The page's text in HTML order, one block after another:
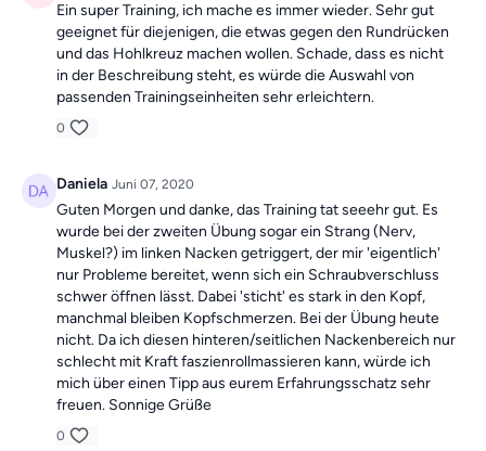
Ein super Training, ich mache es immer wieder. Sehr gut
geeignet für diejenigen, die etwas gegen den Rundrücken
und das Hohlkreuz machen wollen. Schade, dass es nicht
in der Beschreibung steht, es würde die Auswahl von
passenden Trainingseinheiten sehr erleichtern.
0
Daniela Juni 07, 2020
Guten Morgen und danke, das Training tat seeehr gut. Es
wurde bei der zweiten Übung sogar ein Strang (Nerv,
Muskel?) im linken Nacken getriggert, der mir 'eigentlich'
nur Probleme bereitet, wenn sich ein Schraubverschluss
schwer öffnen lässt. Dabei 'sticht' es stark in den Kopf,
manchmal bleiben Kopfschmerzen. Bei der Übung heute
nicht. Da ich diesen hinteren/seitlichen Nackenbereich nur
schlecht mit Kraft faszienrollmassieren kann, würde ich
mich über einen Tipp aus eurem Erfahrungsschatz sehr
freuen. Sonnige Grüße
0